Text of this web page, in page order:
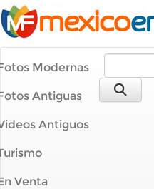
Modernas
Antiguas
Antiguos
Venta